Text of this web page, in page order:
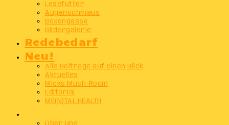
Lesefutter
Augenschmaus
Boxengasse
Bildergalerie
Redebedarf
Neu!
Alle Beiträge auf einen Blick
Aktuelles
Micks Mush-Room
Editorial
ME(N)TAL HEALTH